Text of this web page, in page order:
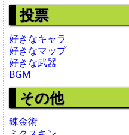
投票
好きなキャラ
好きなマップ
好きな武器
BGM
その他
錬金術